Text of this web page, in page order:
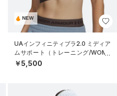
NEW
UAインフィニティブラ2.0 ミディア
ムサポート（トレーニング/WOME
N）
￥5,500